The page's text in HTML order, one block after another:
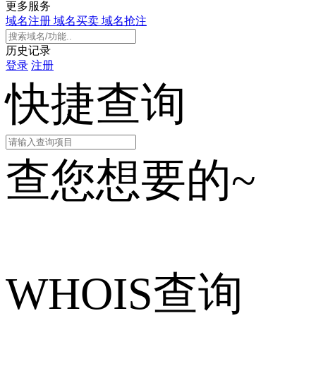
更多服务
域名注册 域名买卖 域名抢注
历史记录
登录 注册
快捷查询
查您想要的~
WHOIS查询